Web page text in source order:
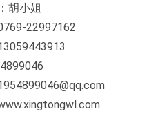
胡小姐
22997162